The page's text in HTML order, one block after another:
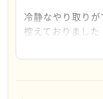
また、あなたがそ
様にご相談されて
に耳を傾け、真剣
しれません
せだからだと思
は思いませんが、
返信させてもら
冷静なやり取り
控えておりました
投稿内容全体か
したものであり